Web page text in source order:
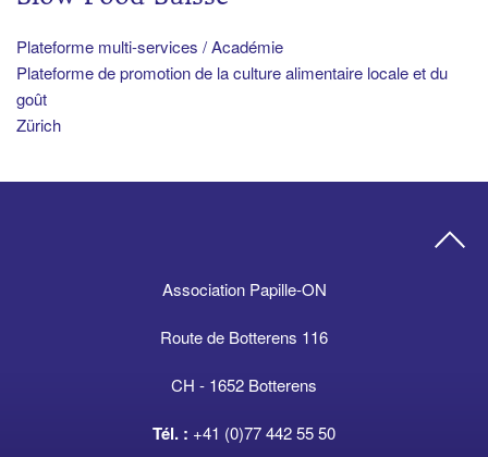
Plateforme multi-services / Académie
Plateforme de promotion de la culture alimentaire locale et du
goût
Zürich
Association Papille-ON
Route de Botterens 116
CH - 1652 Botterens
Tél. : +41 (0)77 442 55 50